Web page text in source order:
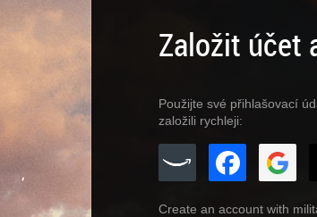
Založit účet
Použijte své přihlašovací
založili rychleji:
Create an account with